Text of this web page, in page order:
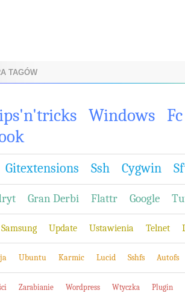
TAGÓW
Windows
Gitextensions Ssh Cygwin
Gran Derbi Flattr Google
Samsung Update Ustawienia Telnet
Ubuntu Karmic Lucid Sshfs Autofs
Zarabianie Wordpress Wtyczka Plugin